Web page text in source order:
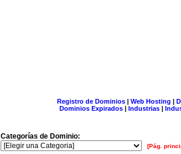
Registro de Dominios| Web Hosting |
Dominios Expirados | Industrias |
Categorías de Dominio:
[Pág.